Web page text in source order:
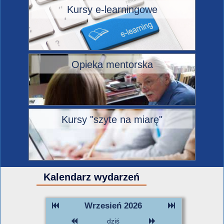
Kursy e-learningowe
Opieka mentorska
Kursy "szyte na miarę"
Kalendarz wydarzeń
Wrzesień 2026
dziś